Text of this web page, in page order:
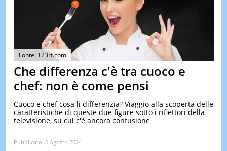
Fonte: 123rf.com
Che differenza c'è tra cuoco e
chef: non è come pensi
Cuoco e chef cosa li differenzia? Viaggio alla scoperta delle
caratteristiche di queste due figure sotto i riflettori della
televisione, su cui c'è ancora confusione
Pubblicato: 6 Agosto 2024